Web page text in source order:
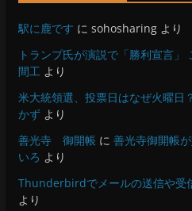
駅に鹿です に sohosharingより
トランプ氏が演説で「勝利宣言」
間工より
米大統領選、投票日はなぜ火曜
かずより
善光寺 御開帳 に 善光寺御開帳
いろ より
Thunderbirdでメールの送信や受
より